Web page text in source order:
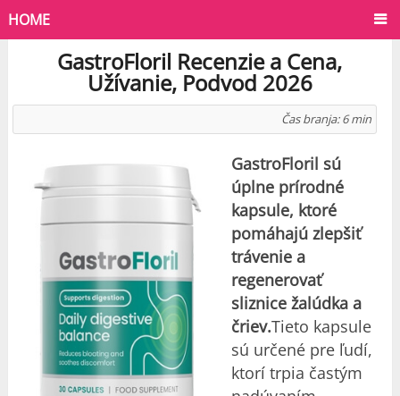
HOME
GastroFloril Recenzie a Cena,
Užívanie, Podvod 2026
Čas branja: 6 min
GastroFloril sú
úplne prírodné
kapsule, ktoré
pomáhajú zlepšiť
trávenie a
regenerovať
sliznice žalúdka a
čriev.Tieto kapsule
sú určené pre ľudí,
ktorí trpia častým